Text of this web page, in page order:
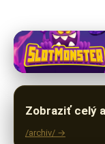
Zobraziť celý
/archiv/ →